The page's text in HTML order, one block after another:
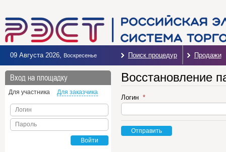
09 Августа 2026, Воскресенье Поиск процедур Продажи
Вход на площадку
Для участника Для заказчика
Логин
Пароль
Войти
Восстановление
Логин
Отправить